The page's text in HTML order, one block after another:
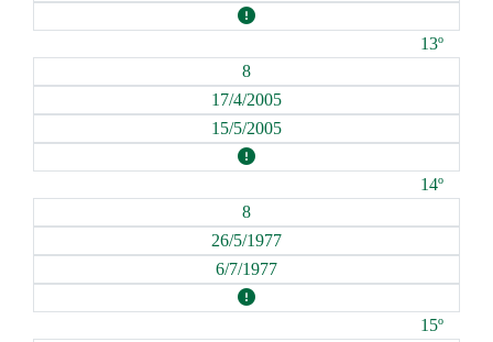
13º
8
17/4/2005
15/5/2005
14º
8
26/5/1977
6/7/1977
15º